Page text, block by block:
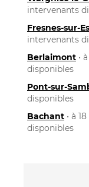
intervenants
Fresnes-sur-
intervenants
Berlaimont •
disponibles
Pont-sur-
disponibles
Bachant • à
disponibles